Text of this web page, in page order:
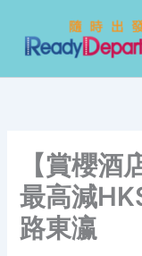
content
【賞櫻
最高減
路東瀛